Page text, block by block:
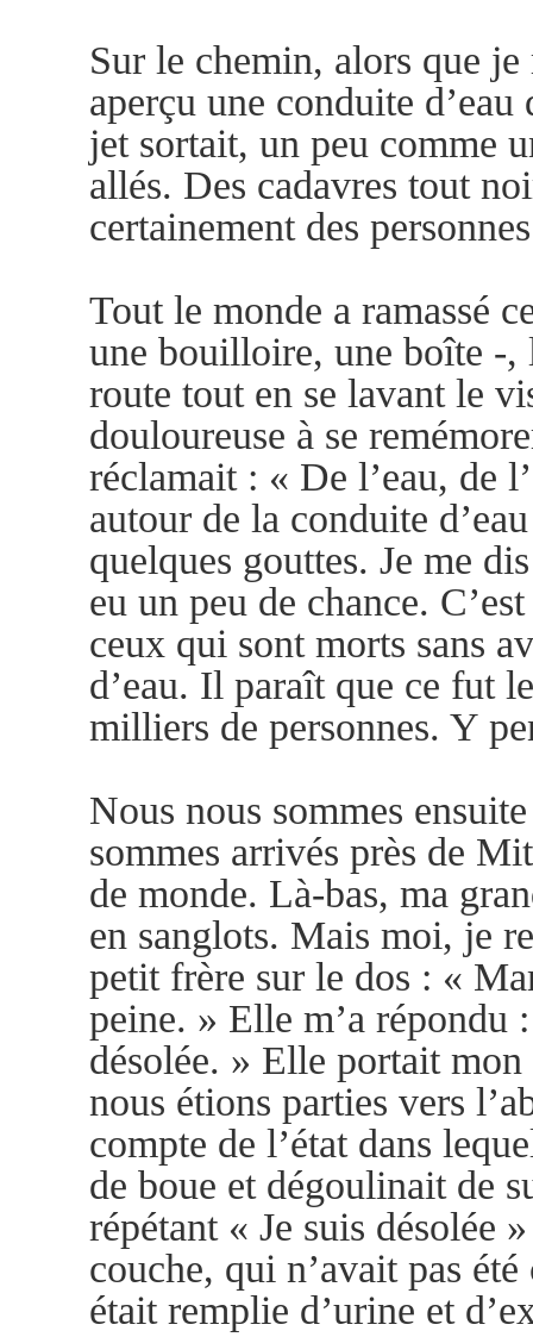
Sur le chemin, alors que
aperçu une conduite
jet sortait, un peu comme
allés. Des cadavres tout
certainement des
Tout le monde a ramassé
une bouilloire, une boîte -,
route tout en se lavant le
douloureuse à se
réclamait : « De l’eau, de
autour de la conduite
quelques gouttes. Je me
eu un peu de chance.
ceux qui sont morts sans
d’eau. Il paraît que ce fut
milliers de personnes.
Nous nous sommes
sommes arrivés près de
de monde. Là-bas, ma
en sanglots. Mais moi, je
petit frère sur le dos : «
peine. » Elle m’a répondu
désolée. » Elle portait
nous étions parties vers
compte de l’état dans
de boue et dégoulinait de
répétant « Je suis désolée
couche, qui n’avait pas
était remplie d’urine et